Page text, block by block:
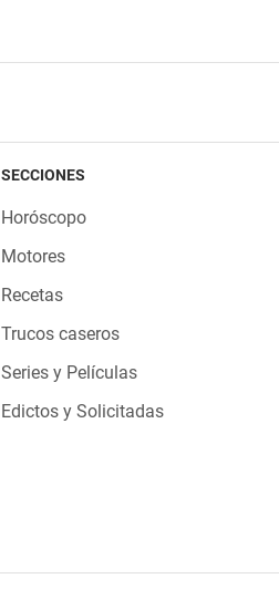
SECCIONES
Horóscopo
Motores
Recetas
Trucos caseros
Series y Películas
Edictos y Solicitadas